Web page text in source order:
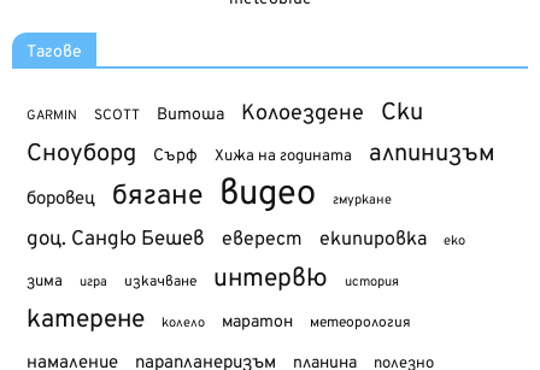
Тагове
GARMIN SCOTT Витоша Колоездене Ски
Сноуборд Сърф Хижа на годината алпинизъм
боровец бягане видео гмуркане
доц. Сандю Бешев еверест екипировка еко
зима игра изкачване интервю история
катерене колело маратон метеорология
намаление парапланеризъм планина полезно